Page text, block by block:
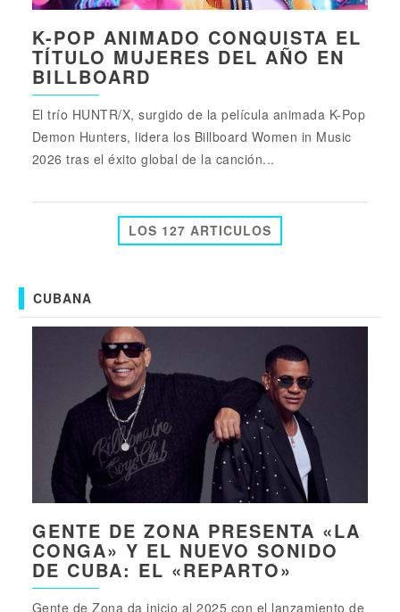
K-POP ANIMADO CONQUISTA EL
TÍTULO MUJERES DEL AÑO EN
BILLBOARD
El trío HUNTR/X, surgido de la película animada K-Pop
Demon Hunters, lidera los Billboard Women in Music
2026 tras el éxito global de la canción...
LOS 127 ARTICULOS
CUBANA
GENTE DE ZONA PRESENTA «LA
CONGA» Y EL NUEVO SONIDO
DE CUBA: EL «REPARTO»
Gente de Zona da inicio al 2025 con el lanzamiento de